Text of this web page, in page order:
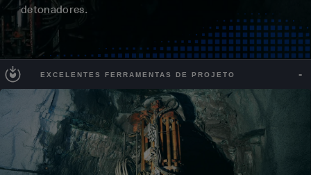
detonadores.
EXCELENTES FERRAMENTAS DE PROJETO